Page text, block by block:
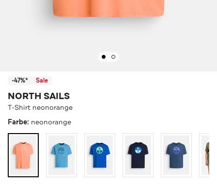
-47%* Sale
NORTH SAILS
T-Shirt neonorange
Farbe: neonorange